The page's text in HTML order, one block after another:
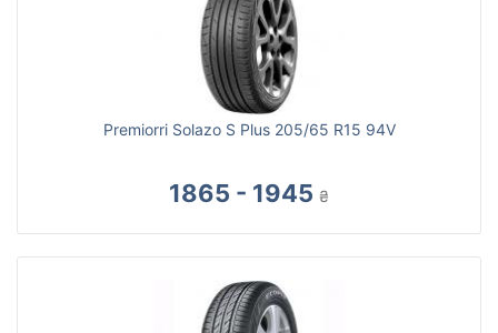
Premiorri Solazo S Plus 205/65 R15 94V
1865 - 1945 ₴